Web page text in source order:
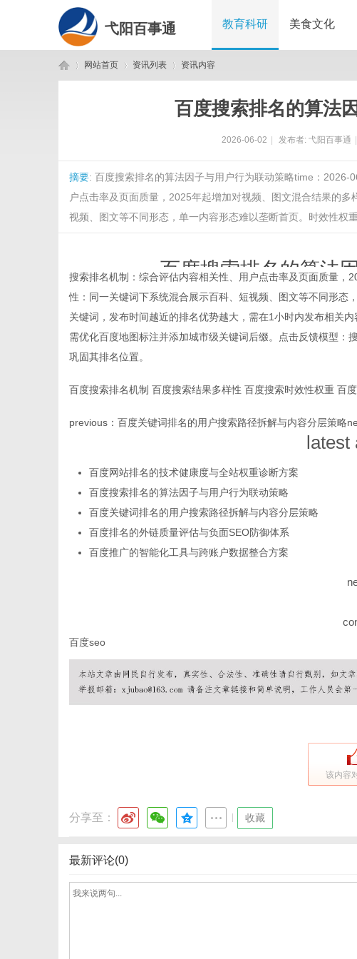
弋阳百事通 教育科研 美食文化
网站首页 资讯列表 资讯内容
百度搜索排名的算法
2026-06-02 发布者: 弋阳百事通
摘要: 百度搜索排名的算法因子与用户行为联动策略time：
户点击率及页面质量，2025年起增加对视频、图文混合结果的
视频、图文等不同形态，单一内容形态难以垄断首页。时效性权
百度搜索排名的算法
time： 2026-06-01
搜索排名机制：综合评估内容相关性、用户点击率及页面质量
性：同一关键词下系统混合展示百科、短视频、图文等不同形态
关键词，发布时间越近的排名优势越大，需在1小时内发布相关
需优化百度地图标注并添加城市级关键词后缀。点击反馈模型
巩固其排名位置。
百度搜索排名机制 百度搜索结果多样性 百度搜索时效性权重 百
previous： 百度关键词排名的用户搜索路径拆解与内容分层策略
latest
百度网站排名的技术健康度与全站权重诊断方案
百度搜索排名的算法因子与用户行为联动策略
百度关键词排名的用户搜索路径拆解与内容分层策略
百度排名的外链质量评估与负面SEO防御体系
百度推广的智能化工具与跨账户数据整合方案
百度seo
该内容
分享至： 收藏
最新评论(0)